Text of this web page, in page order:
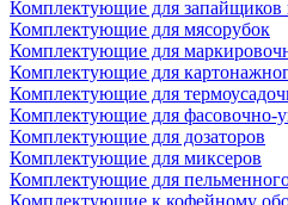
Комплектующие для запайщиков
Комплектующие для мясорубок
Комплектующие для
Комплектующие для
Комплектующие для
Комплектующие для фасовочно-
Комплектующие для дозаторов
Комплектующие для миксеров
Комплектующие для
Комплектующие к кофейному